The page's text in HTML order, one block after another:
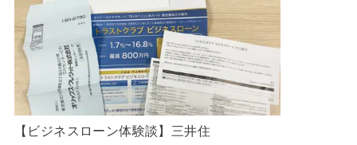
ン」を使う方法がないか、問い合
わせてみた。
【ビジネスローン体験談】三井住